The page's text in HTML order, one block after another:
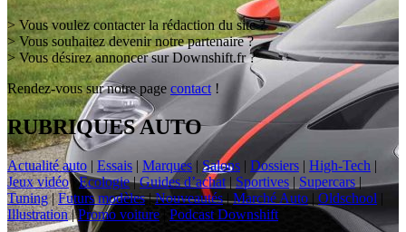
> Vous voulez contacter la rédaction du site ?
> Vous souhaitez devenir notre partenaire ?
> Vous désirez annoncer sur Downshift.fr ?
Rendez-vous sur notre page contact !
RUBRIQUES AUTO
Actualité auto | Essais | Marques |Salons | Dossiers | High-Tech |
Jeux vidéo|Ecologie|Guides d’achat | Sportives | Supercars |
Tuning|Futurs modèles|Nouveautés|Marché Auto | Oldschool |
Illustration|Promo voiture Podcast Downshift